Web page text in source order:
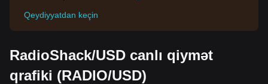
Qeydiyyatdan keçin
RadioShack/USD canlı qiymət
qrafiki (RADIO/USD)